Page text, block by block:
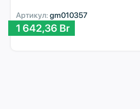
Артикул: gm010357
1 642,36 Br